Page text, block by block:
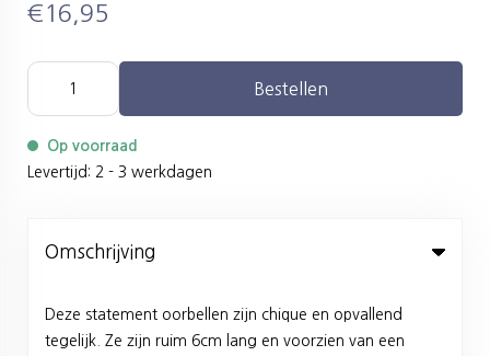
€16,95
Bestellen
Op voorraad
Levertijd: 2 - 3 werkdagen
Omschrijving
Deze statement oorbellen zijn chique en opvallend
tegelijk. Ze zijn ruim 6cm lang en voorzien van een